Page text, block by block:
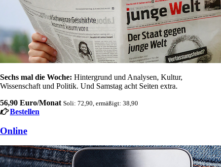
Sechs mal die Woche: Hintergrund und Analysen, Kultur,
Wissenschaft und Politik. Und Samstag acht Seiten extra.
56,90 Euro/Monat Soli: 72,90, ermäßigt: 38,90
Bestellen
Online